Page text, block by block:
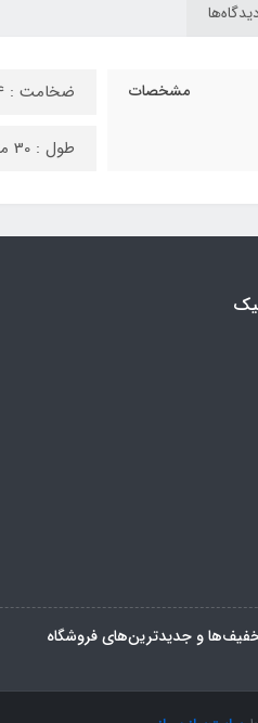
مشخصات ضخامت : 4 گیج
طول : 30 متر
و جدیدترین‌های فروشگاه